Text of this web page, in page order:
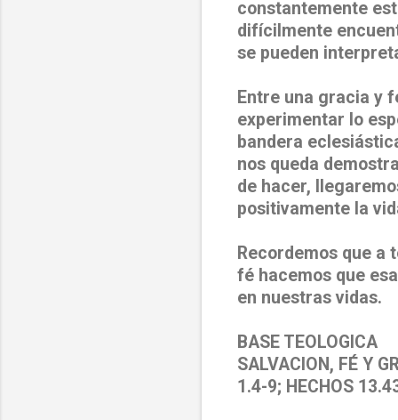
constantemente
difícilmente
se pueden
Entre una gracia y
experimentar lo
bandera
nos queda
de hacer,
positivamente la
Recordemos que a
fé hacemos que
en nuestras vidas.
BASE TEOLOGICA
SALVACION, FÉ Y
1.4-9; HECHOS